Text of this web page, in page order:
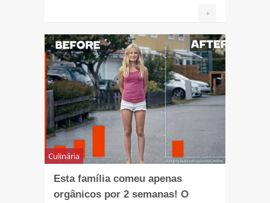
+
Culinária
Esta família comeu apenas
orgânicos por 2 semanas! O